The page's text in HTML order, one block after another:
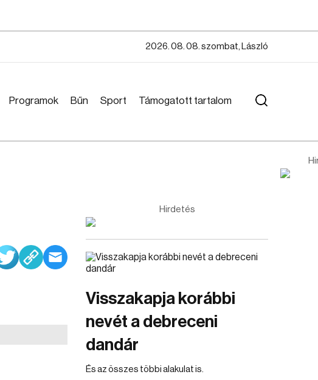
2026. 08. 08. szombat, László
Programok Bűn Sport Támogatott tartalom
Hirdetés
Visszakapja korábbi
nevét a debreceni
dandár
És az összes többi alakulat is.